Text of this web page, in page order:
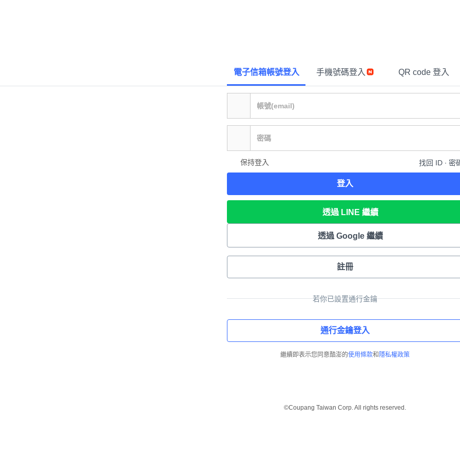
電子信箱帳號登入 手機號碼登入 QR code 登入
保持登入 找回 ID ∙ 密
登入
透過 LINE 繼續
透過 Google 繼續
註冊
若你已設置通行金鑰
通行金鑰登入
繼續即表示您同意酷澎的使用條款和 隱私權政策
©Coupang Taiwan Corp. All rights reserved.